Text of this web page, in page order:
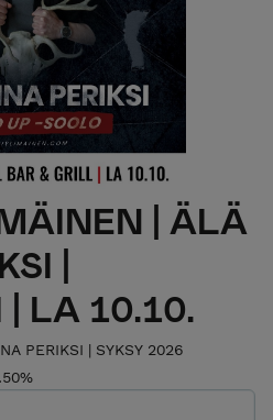
| ÄLÄ
|
| LA 10.10.
PERIKSI | SYKSY 2026